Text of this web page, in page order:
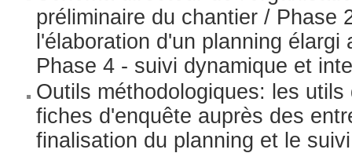
préliminaire du chantier /
l'élaboration d'un planning
Phase 4 - suivi dynamique et
Outils méthodologiques: les
fiches d'enquête auprès des
finalisation du planning et le